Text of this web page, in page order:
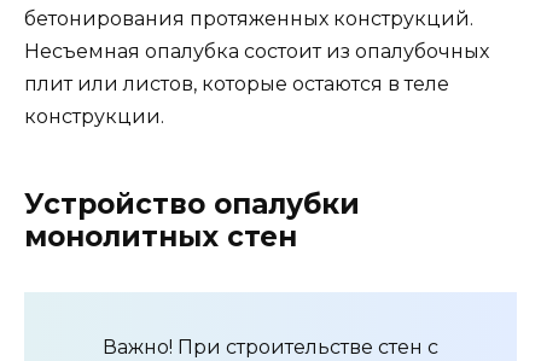
бетонирования протяженных конструкций.
Несъемная опалубка состоит из опалубочных
плит или листов, которые остаются в теле
конструкции.
Устройство опалубки
монолитных стен
Важно! При строительстве стен с